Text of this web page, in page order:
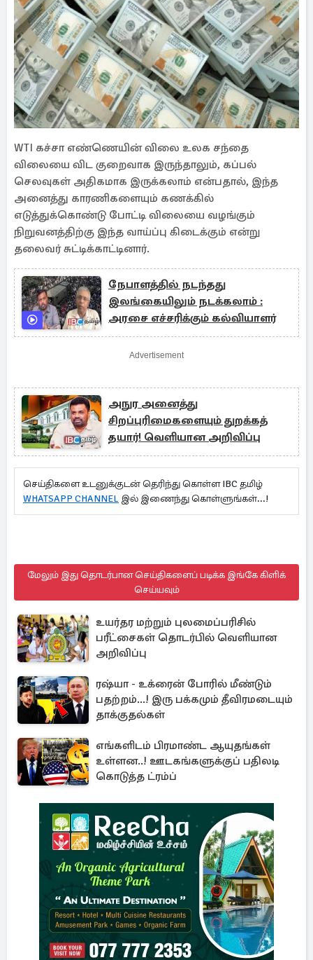
WTI கச்சா எண்ணெயின் விலை உலக சந்தை
விலையை விட குறைவாக இருந்தாலும், கப்பல்
செலவுகள் அதிகமாக இருக்கலாம் என்பதால், இந்த
அனைத்து காரணிகளையும் கணக்கில்
எடுத்துக்கொண்டு போட்டி விலையை வழங்கும்
நிறுவனத்திற்கு இந்த வாய்ப்பு கிடைக்கும் என்று
தலைவர் சுட்டிக்காட்டினார்.
நேபாளத்தில் நடந்தது
இலங்கையிலும் நடக்கலாம் :
அரசை எச்சரிக்கும் கல்வியாளர்
Advertisement
அநுர அனைத்து
சிறப்புரிமைகளையும் துறக்கத்
தயார்! வெளியான அறிவிப்பு
செய்திகளை உடனுக்குடன் தெரிந்து கொள்ள IBC தமிழ்
WHATSAPP CHANNEL இல் இணைந்து கொள்ளுங்கள்...!
மேலும் இது தொடர்பான செய்திகளைப் படிக்க இங்கே கிளிக்
செய்யவும்
உயர்தர மற்றும் புலமைப்பரிசில்
பரீட்சைகள் தொடர்பில் வெளியான
அறிவிப்பு
ரஷ்யா - உக்ரைன் போரில் மீண்டும்
பதற்றம்...! இரு பக்கமும் தீவிரமடையும்
தாக்குதல்கள்
எங்களிடம் பிரமாண்ட ஆயுதங்கள்
உள்ளன..! ஊடகங்களுக்குப் பதிலடி
கொடுத்த ட்ரம்ப்